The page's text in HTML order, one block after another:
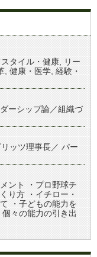
タイル・健康
リー
健康・医学 経験・
ーシップ論／組織づ
ッツ理事長／ パー
ント ・プロ野球チ
り方 ・イチロー・
・子どもの能力を
々の能力の引き出